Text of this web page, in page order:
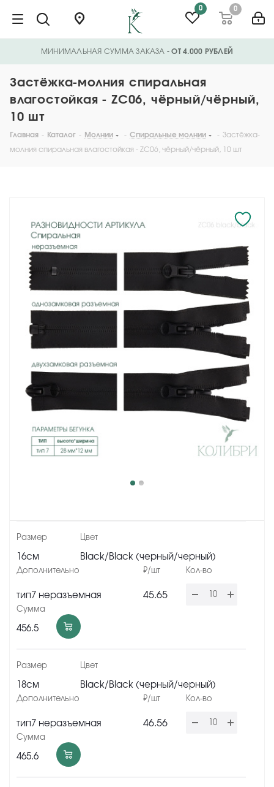
0 0
МИНИМАЛЬНАЯ СУММА ЗАКАЗА - ОТ 4.000 РУБЛЕЙ
Застёжка-молния спиральная
влагостойкая - ZС06, чёрный/чёрный,
10 шт
Главная - Каталог - Молнии - Спиральные молнии - Застёжка-
молния спиральная влагостойкая - ZС06, чёрный/чёрный, 10 шт
16см Black/Black (черный/черный)
тип7 неразъемная 45.65
456.5
18см Black/Black (черный/черный)
тип7 неразъемная 46.56
465.6